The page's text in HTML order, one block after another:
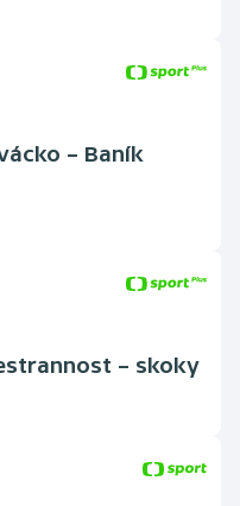
– Baník
– skoky